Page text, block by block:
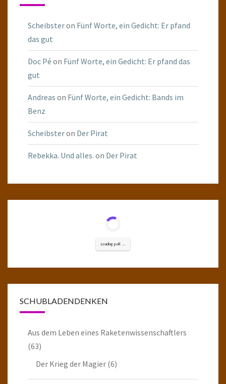
Scheibsteron Fünf Worte, ein Gedicht: Er pfand
das gut
Doc Pé on Fünf Worte, ein Gedicht: Er pfand das
gut
Andreas on Fünf Worte, ein Gedicht: Bands im
Benz
Scheibsteron Der Pirat
Rebekka. Und alles. on Der Pirat
Loading poll ...
SCHUBLADENDENKEN
Aus dem Leben eines Raketenwissenschaftlers
(63)
Der Krieg der Magier (6)